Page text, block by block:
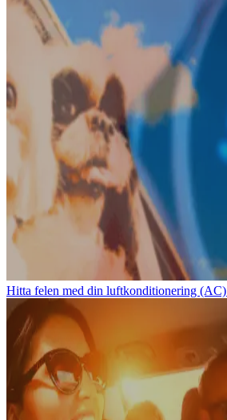
Hitta felen med din luftkonditionering (AC)